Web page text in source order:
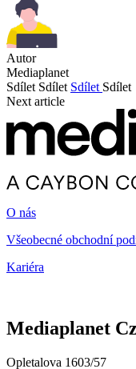
Autor
Mediaplanet
Sdílet Sdílet Sdílet Sdílet
Next article
O nás
Všeobecné obchodní
Kariéra
Mediaplanet
Opletalova 1603/57